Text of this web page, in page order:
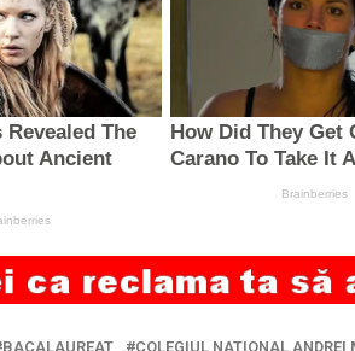
BACALAUREAT COLEGIUL NATIONAL ANDREI